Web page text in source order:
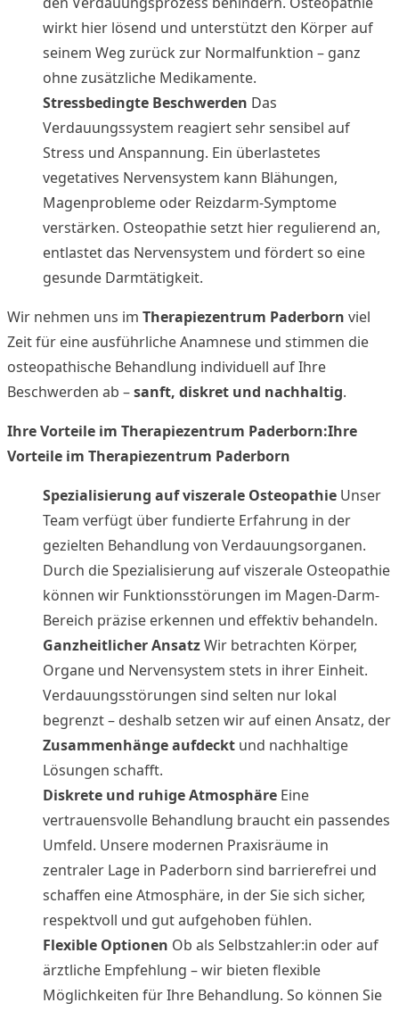
wirkt hier lösend und unterstützt den Körper auf
seinem Weg zurück zur Normalfunktion – ganz
ohne zusätzliche Medikamente.
Stressbedingte Beschwerden Das
Verdauungssystem reagiert sehr sensibel auf
Stress und Anspannung. Ein überlastetes
vegetatives Nervensystem kann Blähungen,
Magenprobleme oder Reizdarm-Symptome
verstärken. Osteopathie setzt hier regulierend an,
entlastet das Nervensystem und fördert so eine
gesunde Darmtätigkeit.
Wir nehmen uns im Therapiezentrum Paderborn viel
Zeit für eine ausführliche Anamnese und stimmen die
osteopathische Behandlung individuell auf Ihre
Beschwerden ab –sanft, diskret und nachhaltig.
Ihre Vorteile im Therapiezentrum Paderborn:Ihre
Vorteile im Therapiezentrum Paderborn
Spezialisierung auf viszerale Osteopathie Unser
Team verfügt über fundierte Erfahrung in der
gezielten Behandlung von Verdauungsorganen.
Durch die Spezialisierung auf viszerale Osteopathie
können wir Funktionsstörungen im Magen-Darm-
Bereich präzise erkennen und effektiv behandeln.
Ganzheitlicher AnsatzWir betrachten Körper,
Organe und Nervensystem stets in ihrer Einheit.
Verdauungsstörungen sind selten nur lokal
begrenzt – deshalb setzen wir auf einen Ansatz, der
Zusammenhänge aufdeckt und nachhaltige
Lösungen schafft.
Diskrete und ruhige Atmosphäre Eine
vertrauensvolle Behandlung braucht ein passendes
Umfeld. Unsere modernen Praxisräume in
zentraler Lage in Paderborn sind barrierefrei und
schaffen eine Atmosphäre, in der Sie sich sicher,
respektvoll und gut aufgehoben fühlen.
Flexible Optionen Ob als Selbstzahler:in oder auf
ärztliche Empfehlung – wir bieten flexible
Möglichkeiten für Ihre Behandlung. So können Sie